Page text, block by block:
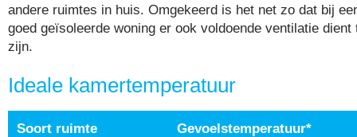
andere ruimtes in huis. Omgekeerd is het net zo dat bij
goed geïsoleerde woning er ook voldoende ventilatie dient
zijn.
Ideale kamertemperatuur
Soort ruimte Gevoelstemperatuur*